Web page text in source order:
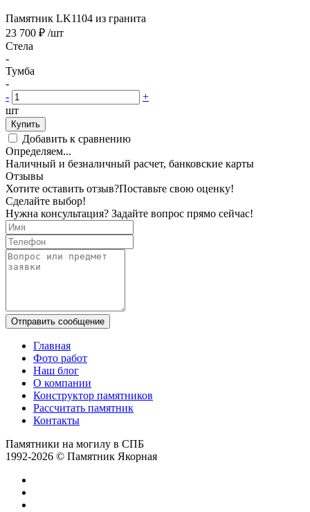
Памятник LK1104 из гранита
23 700 ₽ /шт
Стела
-
Тумба
-
-
+
шт
Купить
Добавить к сравнению
Определяем...
Наличный и безналичный расчет, банковские карты
Отзывы
Хотите оставить отзыв?Поставьте свою оценку!
Сделайте выбор!
Нужна консультация? Задайте вопрос прямо сейчас!
Отправить сообщение
Главная
Фото работ
Наш блог
О компании
Конструктор памятников
Рассчитать памятник
Контакты
Памятники на могилу в СПБ
1992-2026 © Памятник Якорная